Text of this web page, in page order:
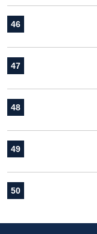
46
47
48
49
50